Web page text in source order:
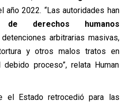
2022. “Las autoridades han
de derechos humanos
arbitrarias masivas,
y otros malos tratos en
proceso”, relata Human
el Estado retrocedió para las